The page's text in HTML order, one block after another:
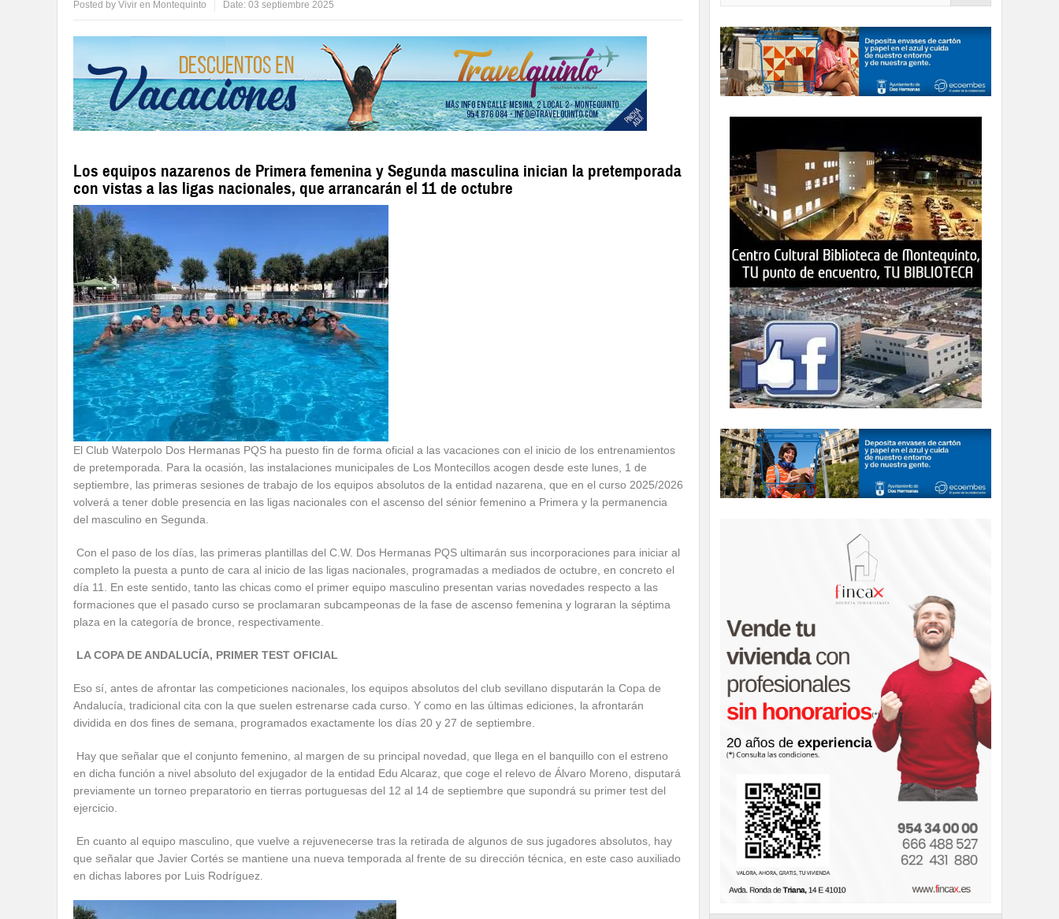
Posted by Vivir en Montequinto Date: 03 septiembre 2025
Los equipos nazarenos de Primera femenina y Segunda masculina inician la pretemporada
con vistas a las ligas nacionales, que arrancarán el 11 de octubre
El Club Waterpolo Dos Hermanas PQS ha puesto fin de forma oficial a las vacaciones con el inicio de los entrenamientos
de pretemporada. Para la ocasión, las instalaciones municipales de Los Montecillos acogen desde este lunes, 1 de
septiembre, las primeras sesiones de trabajo de los equipos absolutos de la entidad nazarena, que en el curso 2025/2026
volverá a tener doble presencia en las ligas nacionales con el ascenso del sénior femenino a Primera y la permanencia
del masculino en Segunda.
Con el paso de los días, las primeras plantillas del C.W. Dos Hermanas PQS ultimarán sus incorporaciones para iniciar al
completo la puesta a punto de cara al inicio de las ligas nacionales, programadas a mediados de octubre, en concreto el
día 11. En este sentido, tanto las chicas como el primer equipo masculino presentan varias novedades respecto a las
formaciones que el pasado curso se proclamaran subcampeonas de la fase de ascenso femenina y lograran la séptima
plaza en la categoría de bronce, respectivamente.
LA COPA DE ANDALUCÍA, PRIMER TEST OFICIAL
Eso sí, antes de afrontar las competiciones nacionales, los equipos absolutos del club sevillano disputarán la Copa de
Andalucía, tradicional cita con la que suelen estrenarse cada curso. Y como en las últimas ediciones, la afrontarán
dividida en dos fines de semana, programados exactamente los días 20 y 27 de septiembre.
Hay que señalar que el conjunto femenino, al margen de su principal novedad, que llega en el banquillo con el estreno
en dicha función a nivel absoluto del exjugador de la entidad Edu Alcaraz, que coge el relevo de Álvaro Moreno, disputará
previamente un torneo preparatorio en tierras portuguesas del 12 al 14 de septiembre que supondrá su primer test del
ejercicio.
En cuanto al equipo masculino, que vuelve a rejuvenecerse tras la retirada de algunos de sus jugadores absolutos, hay
que señalar que Javier Cortés se mantiene una nueva temporada al frente de su dirección técnica, en este caso auxiliado
en dichas labores por Luis Rodríguez.